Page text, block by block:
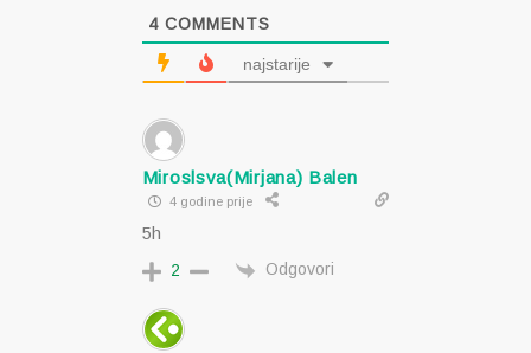
4COMMENTS
najstarije
Miroslsva(Mirjana) Balen
4 godine prije
5h
2 Odgovori